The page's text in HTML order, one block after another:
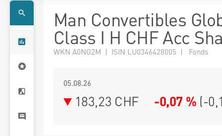
Man Convertibles
Class I H CHF Acc
WKN A0NG2M | ISIN LU0346428005 | Fonds
05.08.26
183,23 CHF -0,07 % (-